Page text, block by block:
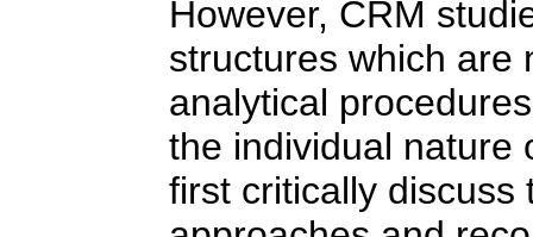
However, CRM
structures which are
analytical
the individual nature
first critically discuss